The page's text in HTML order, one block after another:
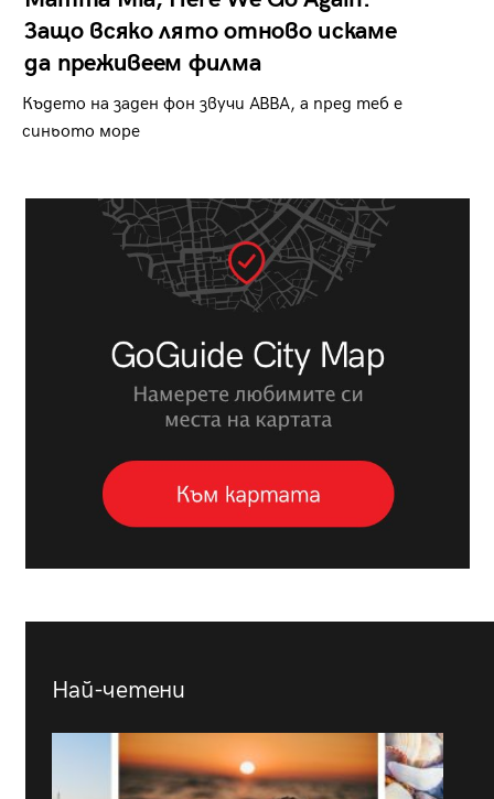
Защо всяко лято отново искаме
да преживеем филма
Където на заден фон звучи ABBA, а пред теб е
синьото море
Най-четени